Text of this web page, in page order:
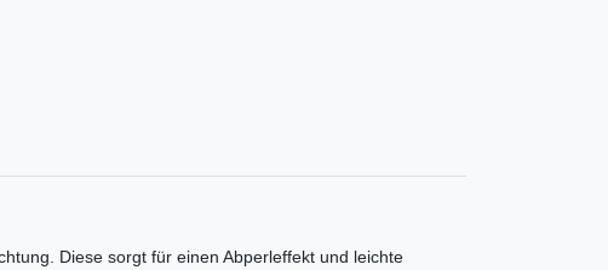
Diese sorgt für einen Abperleffekt und leichte